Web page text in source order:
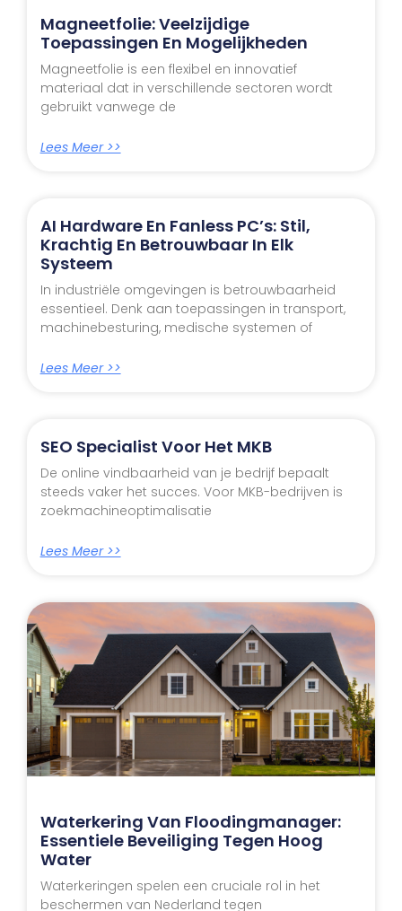
Magneetfolie: Veelzijdige
Toepassingen En Mogelijkheden
Magneetfolie is een flexibel en innovatief
materiaal dat in verschillende sectoren wordt
gebruikt vanwege de
Lees Meer >>
AI Hardware En Fanless PC’s: Stil,
Krachtig En Betrouwbaar In Elk
Systeem
In industriële omgevingen is betrouwbaarheid
essentieel. Denk aan toepassingen in transport,
machinebesturing, medische systemen of
Lees Meer >>
SEO Specialist Voor Het MKB
De online vindbaarheid van je bedrijf bepaalt
steeds vaker het succes. Voor MKB-bedrijven is
zoekmachineoptimalisatie
Lees Meer >>
Waterkering Van Floodingmanager:
Essentiele Beveiliging Tegen Hoog
Water
Waterkeringen spelen een cruciale rol in het
beschermen van Nederland tegen